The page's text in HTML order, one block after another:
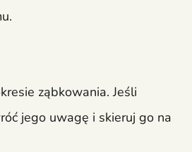
ząbkowania. Jeśli
jego uwagę i skieruj go na